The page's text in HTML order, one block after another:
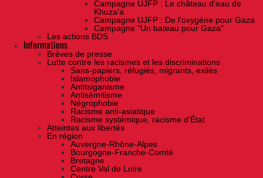
Campagne UJFP : Le château d'eau de
Khuza'a
Campagne UJFP : De l'oxygène pour Gaza
Campagne "Un bateau pour Gaza"
Les actions BDS
Informations
Brèves de presse
Lutte contre les racismes et les discriminations
Sans-papiers, réfugiés, migrants, exilés
Islamophobie
Antitsiganisme
Antisémitisme
Négrophobie
Racisme anti-asiatique
Racisme systémique, racisme d'État
Atteintes aux libertés
En région
Auvergne-Rhône-Alpes
Bourgogne-Franche-Comté
Bretagne
Centre Val de Loire